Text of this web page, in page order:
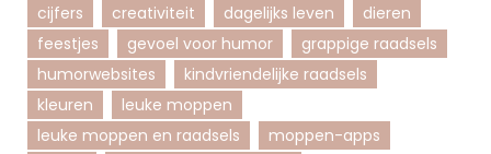
cijfers creativiteit dagelijks leven
dieren
feestjes
gevoel voor humor
grappige raadsels
humorwebsites
kindvriendelijke raadsels
kleuren
leuke moppen
leuke moppen en raadsels
moppen-apps